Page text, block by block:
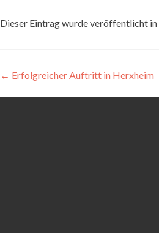
Dieser Eintrag wurde veröffentlicht in
Beitragsnavigation
← Erfolgreicher Auftritt in Herxheim